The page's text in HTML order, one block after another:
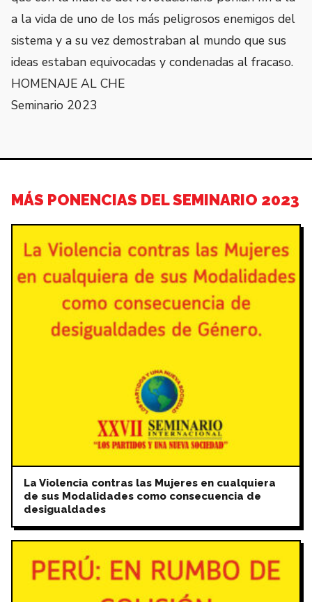
a la vida de uno de los más peligrosos enemigos del
sistema y a su vez demostraban al mundo que sus
ideas estaban equivocadas y condenadas al fracaso.
HOMENAJE AL CHE
Seminario 2023
MÁS PONENCIAS DEL SEMINARIO 2023
La Violencia contras las Mujeres en cualquiera
de sus Modalidades como consecuencia de
desigualdades